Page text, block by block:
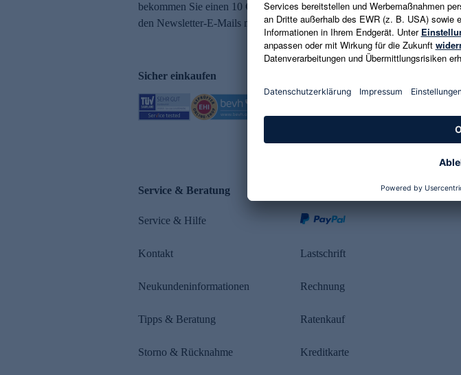
bekommen Sie einen 10 € Gutschein. Eine Abmeldung ist jederzeit in
den Newsletter-E-Mails möglich.
Sicher einkaufen
Service & Beratung
Service & Hilfe
Kontakt
Neukundeninformationen
Tipps & Beratung
Storno & Rücknahme
Lastschrift
Rechnung
Ratenkauf
Kreditkarte